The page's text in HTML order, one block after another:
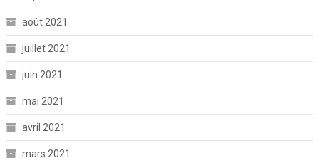
août 2021
juillet 2021
juin 2021
mai 2021
avril 2021
mars 2021